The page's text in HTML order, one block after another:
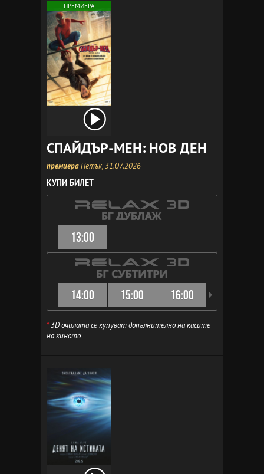
ПРЕМИЕРА
СПАЙДЪР-МЕН: НОВ ДЕН
премиераПетък, 31.07.2026
КУПИ БИЛЕТ
13:00
14:00 15:00 16:00
*3D очилата се купуват допълнително на касите
на киното